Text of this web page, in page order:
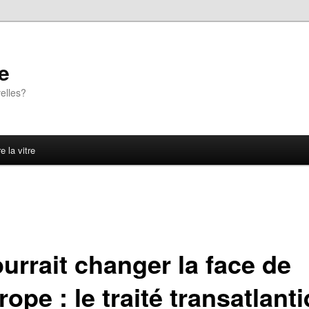
la vitre
changer la face de
: le traité